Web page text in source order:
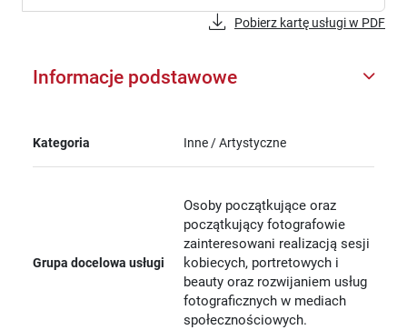
Pobierz kartę usługi w PDF
Informacje podstawowe
Kategoria Inne / Artystyczne
Grupa docelowa usługi
Osoby początkujące oraz
początkujący fotografowie
zainteresowani realizacją sesji
kobiecych, portretowych i
beauty oraz rozwijaniem usług
fotograficznych w mediach
społecznościowych.